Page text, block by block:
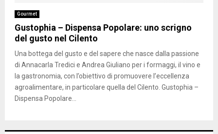
Gourmet
Gustophia – Dispensa Popolare: uno scrigno
del gusto nel Cilento
Una bottega del gusto e del sapere che nasce dalla passione
di Annacarla Tredici e Andrea Giuliano per i formaggi, il vino e
la gastronomia, con l’obiettivo di promuovere l’eccellenza
agroalimentare, in particolare quella del Cilento. Gustophia –
Dispensa Popolare...